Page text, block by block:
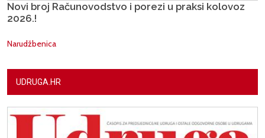
Novi broj Računovodstvo i porezi u praksi kolovoz
2026.!
Narudžbenica
UDRUGA.HR